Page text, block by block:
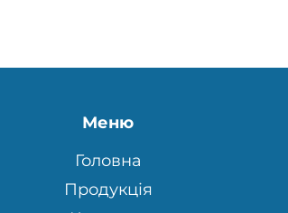
Меню
Головна
Продукція